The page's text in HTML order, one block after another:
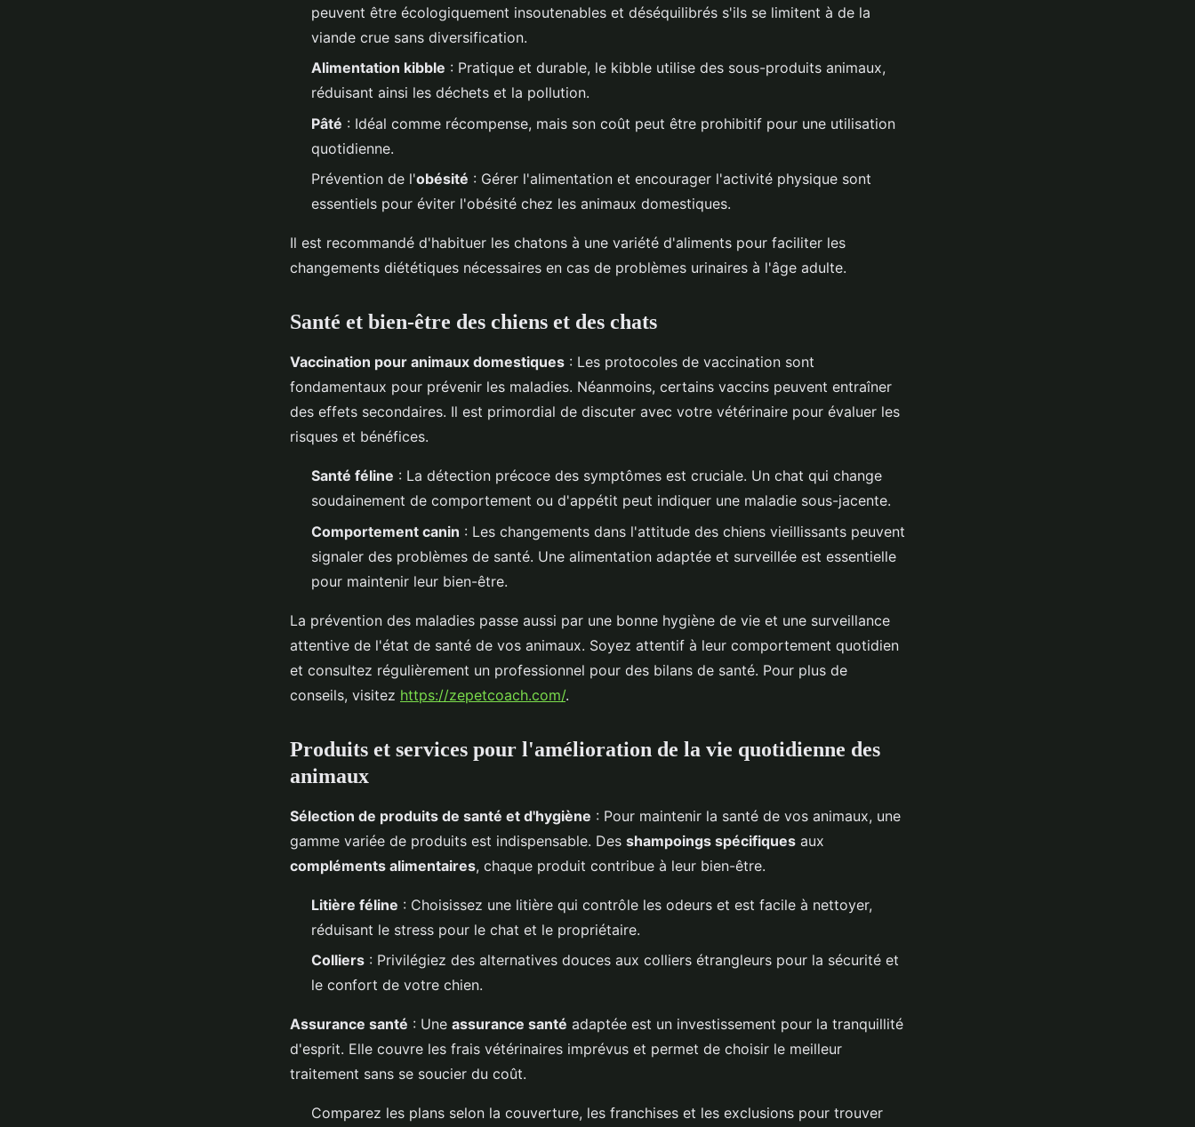
peuvent être écologiquement insoutenables et déséquilibrés s'ils se limitent à de la
viande crue sans diversification.
Alimentation kibble : Pratique et durable, le kibble utilise des sous-produits animaux,
réduisant ainsi les déchets et la pollution.
Pâté : Idéal comme récompense, mais son coût peut être prohibitif pour une utilisation
quotidienne.
Prévention de l'obésité : Gérer l'alimentation et encourager l'activité physique sont
essentiels pour éviter l'obésité chez les animaux domestiques.
Il est recommandé d'habituer les chatons à une variété d'aliments pour faciliter les
changements diététiques nécessaires en cas de problèmes urinaires à l'âge adulte.
Santé et bien-être des chiens et des chats
Vaccination pour animaux domestiques : Les protocoles de vaccination sont
fondamentaux pour prévenir les maladies. Néanmoins, certains vaccins peuvent entraîner
des effets secondaires. Il est primordial de discuter avec votre vétérinaire pour évaluer les
risques et bénéfices.
Santé féline : La détection précoce des symptômes est cruciale. Un chat qui change
soudainement de comportement ou d'appétit peut indiquer une maladie sous-jacente.
Comportement canin : Les changements dans l'attitude des chiens vieillissants peuvent
signaler des problèmes de santé. Une alimentation adaptée et surveillée est essentielle
pour maintenir leur bien-être.
La prévention des maladies passe aussi par une bonne hygiène de vie et une surveillance
attentive de l'état de santé de vos animaux. Soyez attentif à leur comportement quotidien
et consultez régulièrement un professionnel pour des bilans de santé. Pour plus de
conseils, visitez https://zepetcoach.com/.
Produits et services pour l'amélioration de la vie quotidienne des
animaux
Sélection de produits de santé et d'hygiène : Pour maintenir la santé de vos animaux, une
gamme variée de produits est indispensable. Des shampoings spécifiques aux
compléments alimentaires, chaque produit contribue à leur bien-être.
Litière féline : Choisissez une litière qui contrôle les odeurs et est facile à nettoyer,
réduisant le stress pour le chat et le propriétaire.
Colliers : Privilégiez des alternatives douces aux colliers étrangleurs pour la sécurité et
le confort de votre chien.
Assurance santé : Une assurance santé adaptée est un investissement pour la tranquillité
d'esprit. Elle couvre les frais vétérinaires imprévus et permet de choisir le meilleur
traitement sans se soucier du coût.
Comparez les plans selon la couverture, les franchises et les exclusions pour trouver